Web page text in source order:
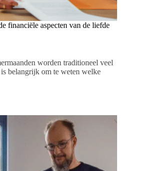
financiële aspecten van de liefde
worden traditioneel veel
belangrijk om te weten welke